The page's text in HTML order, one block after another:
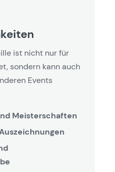
ist nicht nur für
sondern kann auch
Events
Meisterschaften